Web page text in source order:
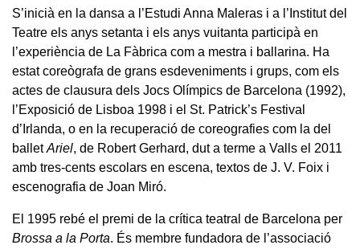
S’inicià en la dansa a l’Estudi Anna Maleras i a l’Institut del
Teatre els anys setanta i els anys vuitanta participà en
l’experiència de La Fàbrica com a mestra i ballarina. Ha
estat coreògrafa de grans esdeveniments i grups, com els
actes de clausura dels Jocs Olímpics de Barcelona (1992),
l’Exposició de Lisboa 1998 i el St. Patrick’s Festival
d’Irlanda, o en la recuperació de coreografies com la del
balletAriel, de Robert Gerhard, dut a terme a Valls el 2011
amb tres-cents escolars en escena, textos de J. V. Foix i
escenografia de Joan Miró.
El 1995 rebé el premi de la crítica teatral de Barcelona per
Brossa a la Porta. És membre fundadora de l’associació